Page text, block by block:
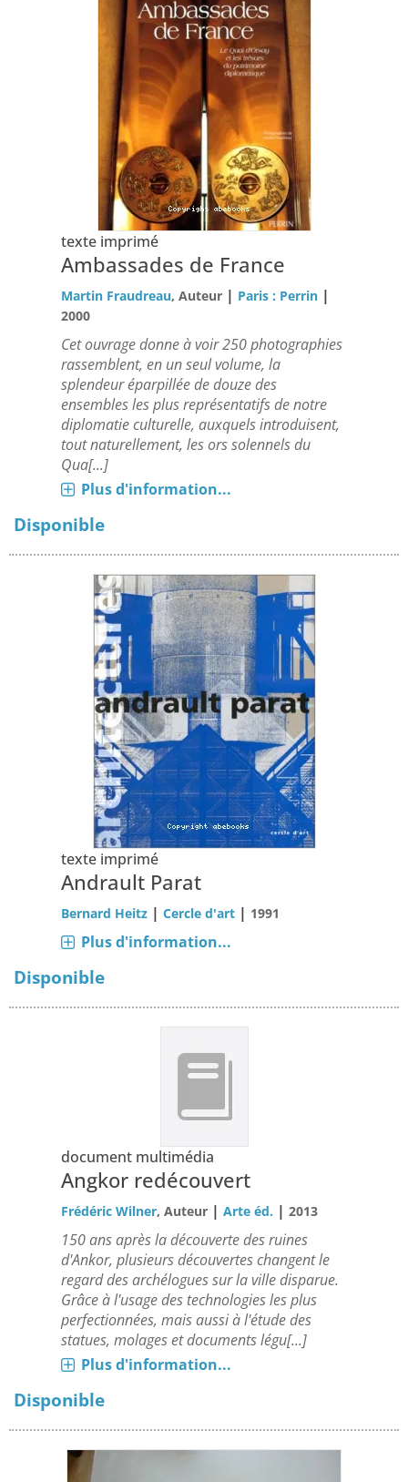
texte imprimé
Ambassades de France
Martin Fraudreau, Auteur | Paris : Perrin |
2000
Cet ouvrage donne à voir 250 photographies
rassemblent, en un seul volume, la
splendeur éparpillée de douze des
ensembles les plus représentatifs de notre
diplomatie culturelle, auxquels introduisent,
tout naturellement, les ors solennels du
Qua[...]
Plus d'information...
Disponible
texte imprimé
Andrault Parat
Bernard Heitz |Cercle d'art | 1991
Plus d'information...
Disponible
document multimédia
Angkor redécouvert
Frédéric Wilner, Auteur |Arte éd. |2013
150 ans après la découverte des ruines
d'Ankor, plusieurs découvertes changent le
regard des archélogues sur la ville disparue.
Grâce à l'usage des technologies les plus
perfectionnées, mais aussi à l'étude des
statues, molages et documents légu[...]
Plus d'information...
Disponible